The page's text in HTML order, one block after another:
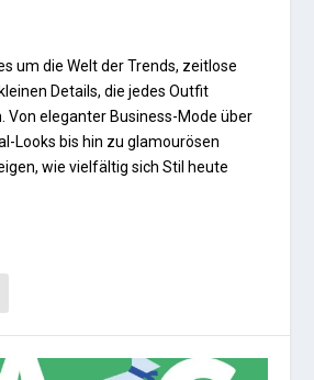
um die Welt der Trends, zeitlose
Details, die jedes Outfit
Von eleganter Business-Mode über
Looks bis hin zu glamourösen
wie vielfältig sich Stil heute